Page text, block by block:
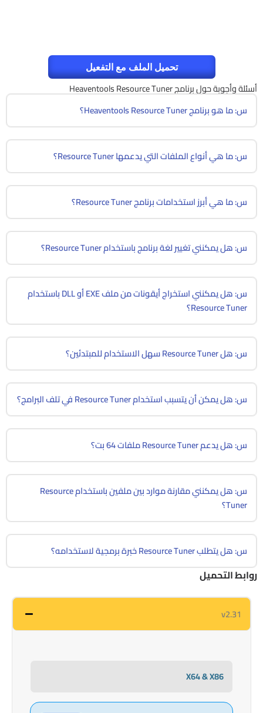
تحميل الملف مع التفعيل
أسئلة وأجوبة حول برنامج Heaventools Resource Tuner
س: ما هو برنامج Heaventools Resource Tuner؟
س: ما هي أنواع الملفات التي يدعمها Resource Tuner؟
س: ما هي أبرز استخدامات برنامج Resource Tuner؟
س: هل يمكنني تغيير لغة برنامج باستخدام Resource Tuner؟
س: هل يمكنني استخراج أيقونات من ملف EXE أو DLL باستخدام
Resource Tuner؟
س: هل Resource Tuner سهل الاستخدام للمبتدئين؟
س: هل يمكن أن يتسبب استخدام Resource Tuner في تلف البرامج؟
س: هل يدعم Resource Tuner ملفات 64 بت؟
س: هل يمكنني مقارنة موارد بين ملفين باستخدام Resource
Tuner؟
س: هل يتطلب Resource Tuner خبرة برمجية لاستخدامه؟
روابط التحميل
v2.31
X64 & X86